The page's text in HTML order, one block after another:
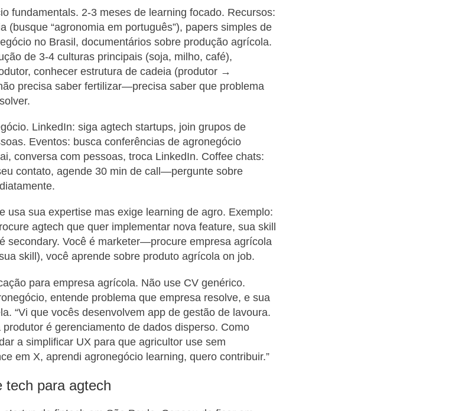
fundamentals. 2-3 meses de learning focado. Recursos:
(busque “agronomia em português”), papers simples de
no Brasil, documentários sobre produção agrícola.
de 3-4 culturas principais (soja, milho, café),
conhecer estrutura de cadeia (produtor →
precisa saber fertilizar—precisa saber que problema
LinkedIn: siga agtech startups, join grupos de
Eventos: busca conferências de agronegócio
conversa com pessoas, troca LinkedIn. Coffee chats:
contato, agende 30 min de call—pergunte sobre
usa sua expertise mas exige learning de agro. Exemplo:
agtech que quer implementar nova feature, sua skill
secondary. Você é marketer—procure empresa agrícola
skill), você aprende sobre produto agrícola on job.
para empresa agrícola. Não use CV genérico.
entende problema que empresa resolve, e sua
“Vi que vocês desenvolvem app de gestão de lavoura.
é gerenciamento de dados disperso. Como
a simplificar UX para que agricultor use sem
em X, aprendi agronegócio learning, quero contribuir.”
tech para agtech